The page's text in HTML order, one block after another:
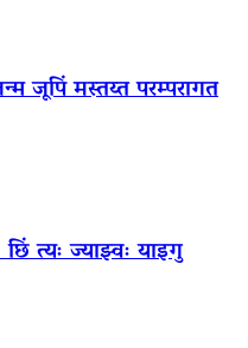
जूपिं मस्तय्त परम्परागत
त्यः ज्याझ्वः याइगु